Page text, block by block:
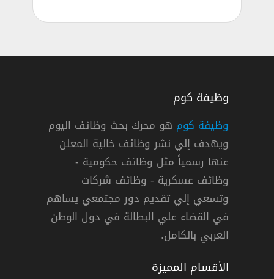
دوام كامل
وظيفة كوم
وظيفة كوم هو محرك بحث وظائف اليوم
ويهدف إلي نشر وظائف خالية المعلن
عنها رسمياً مثل وظائف حكومية -
وظائف عسكرية - وظائف شركات
وتسعي إلي تقديم دور مجتمعي يساهم
في القضاء علي البطالة في دول الوطن
العربي بالكامل.
الأقسام المميزة